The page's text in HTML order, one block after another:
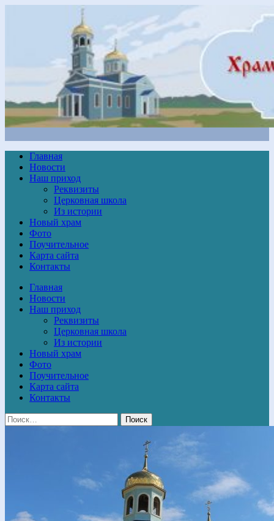
Главная
Новости
Наш приход
Реквизиты
Церковная школа
Из истории
Новый храм
Фото
Поучительное
Карта сайта
Контакты
Главная
Новости
Наш приход
Реквизиты
Церковная школа
Из истории
Новый храм
Фото
Поучительное
Карта сайта
Контакты